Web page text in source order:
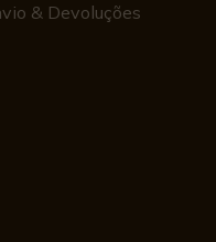
& Devoluções